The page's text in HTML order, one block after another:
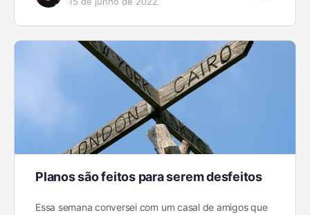
Planos são feitos para serem desfeitos
Essa semana conversei com um casal de amigos que